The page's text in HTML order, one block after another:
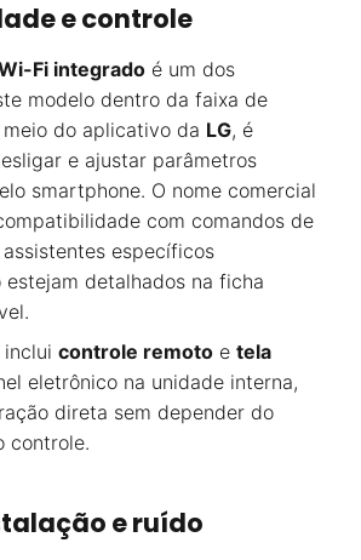
e controle
Fi integrado é um dos
modelo dentro da faixa de
do aplicativo da LG, é
e ajustar parâmetros
smartphone. O nome comercial
com comandos de
específicos
estejam detalhados na ficha
controle remoto e tela
eletrônico na unidade interna,
direta sem depender do
controle.
e ruído